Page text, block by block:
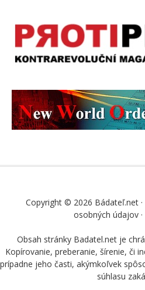
Copyright © 2026 Bádateľ.net ·
osobných údajov ·
Obsah stránky Badatel.net je
Kopírovanie, preberanie, šírenie, či
prípadne jeho časti, akýmkoľvek
súhlasu